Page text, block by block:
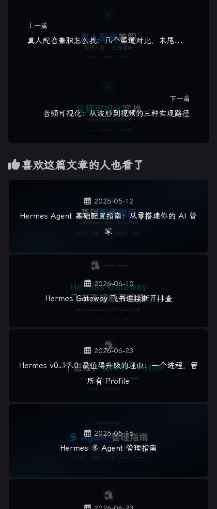
上一篇
真人配音兼职怎么找：几个渠道对比，末尾推荐一个免费入驻的
下一篇
音频可视化：从波形到视频的三种实现路径
喜欢这篇文章的人也看了
2026-05-12
Hermes Agent 基础配置指南：从零搭建你的 AI 管
家
2026-06-10
Hermes Gateway 飞书连接断开排查
2026-06-23
Hermes v0.17.0 最值得升级的理由：一个进程，管
所有 Profile
2026-05-16
Hermes 多 Agent 管理指南